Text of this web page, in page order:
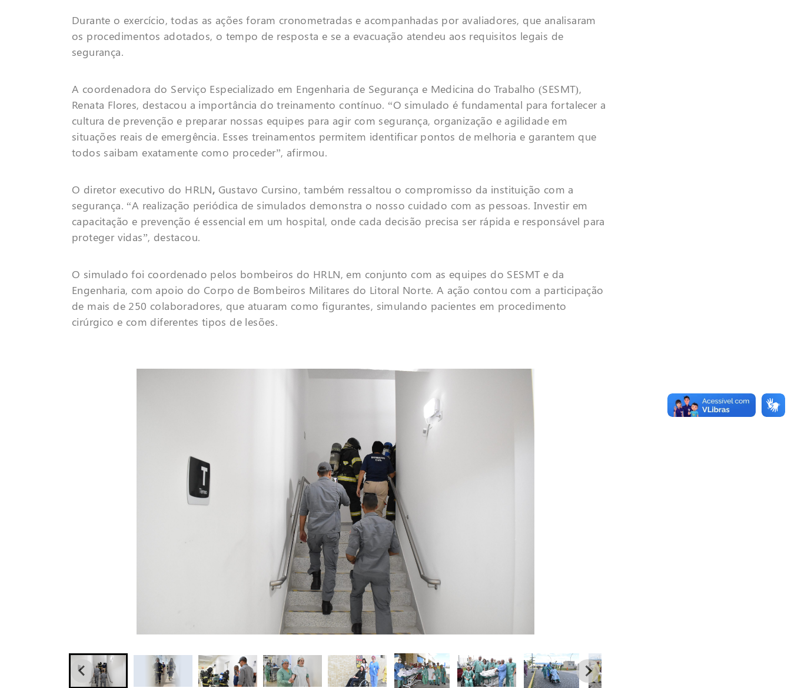
Durante o exercício, todas as ações foram cronometradas e acompanhadas por avaliadores, que analisaram
os procedimentos adotados, o tempo de resposta e se a evacuação atendeu aos requisitos legais de
segurança.
A coordenadora do Serviço Especializado em Engenharia de Segurança e Medicina do Trabalho (SESMT),
Renata Flores, destacou a importância do treinamento contínuo. “O simulado é fundamental para fortalecer a
cultura de prevenção e preparar nossas equipes para agir com segurança, organização e agilidade em
situações reais de emergência. Esses treinamentos permitem identificar pontos de melhoria e garantem que
todos saibam exatamente como proceder”, afirmou.
O diretor executivo do HRLN, Gustavo Cursino, também ressaltou o compromisso da instituição com a
segurança. “A realização periódica de simulados demonstra o nosso cuidado com as pessoas. Investir em
capacitação e prevenção é essencial em um hospital, onde cada decisão precisa ser rápida e responsável para
proteger vidas”, destacou.
O simulado foi coordenado pelos bombeiros do HRLN, em conjunto com as equipes do SESMT e da
Engenharia, com apoio do Corpo de Bombeiros Militares do Litoral Norte. A ação contou com a participação
de mais de 250 colaboradores, que atuaram como figurantes, simulando pacientes em procedimento
cirúrgico e com diferentes tipos de lesões.